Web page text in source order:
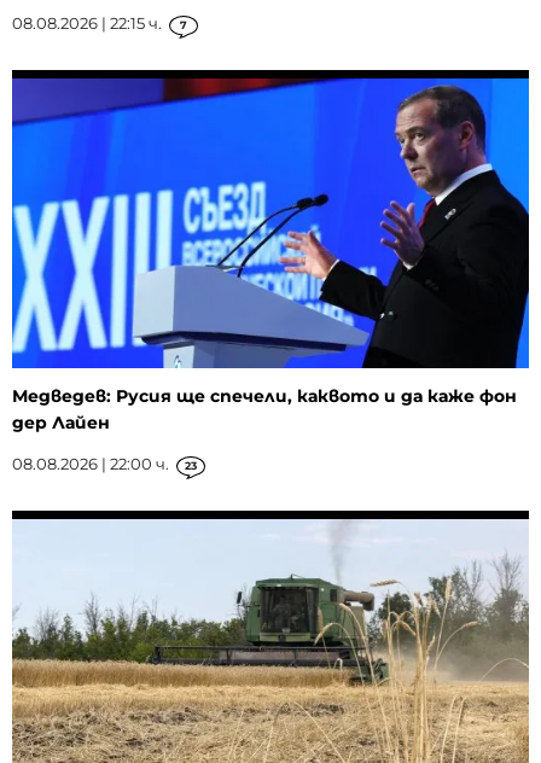
08.08.2026 | 22:15 ч. 7
Медведев: Русия ще спечели, каквото и да каже фон
дер Лайен
08.08.2026 | 22:00 ч. 23